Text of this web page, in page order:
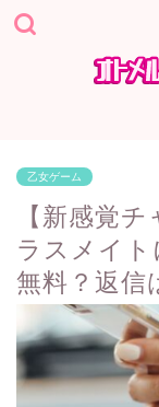
乙女ゲーム
【新感覚
ラスメイト
無料？返信